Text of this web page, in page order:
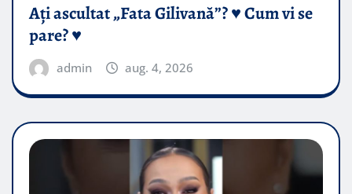
Ați ascultat „Fata Gilivană”? ♥️ Cum vi se
pare? ♥️
admin aug. 4, 2026